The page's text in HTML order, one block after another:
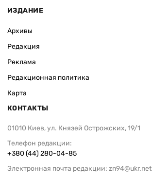
ИЗДАНИЕ
Архивы
Редакция
Реклама
Редакционная политика
Карта
КОНТАКТЫ
01010 Киев, ул. Князей Острожских, 19/1
Телефон редакции:
+380 (44) 280-04-85
Электронная почта редакции: zn94@ukr.net